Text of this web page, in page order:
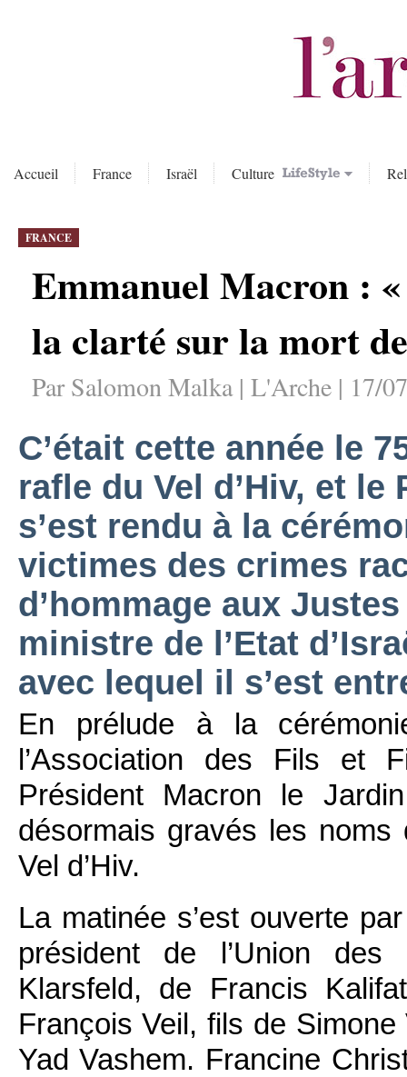
Accueil France Israël Culture
FRANCE
Emmanuel Macron :
la clarté sur la mort
Par Salomon Malka | L'Arche | 17/
C’était cette année le
rafle du Vel d’Hiv, et
s’est rendu à la
victimes des crimes
d’hommage aux
ministre de l’Etat
avec lequel il s’est
En prélude à la
l’Association des Fils et
Président Macron le
désormais gravés les
Vel d’Hiv.
La matinée s’est ouverte
président de l’Union des
Klarsfeld, de Francis
François Veil, fils de
Yad Vashem. Francine